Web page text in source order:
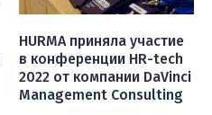
HURMA приняла участие
в конференции HR-tech
2022 от компании DaVinci
Management Consulting